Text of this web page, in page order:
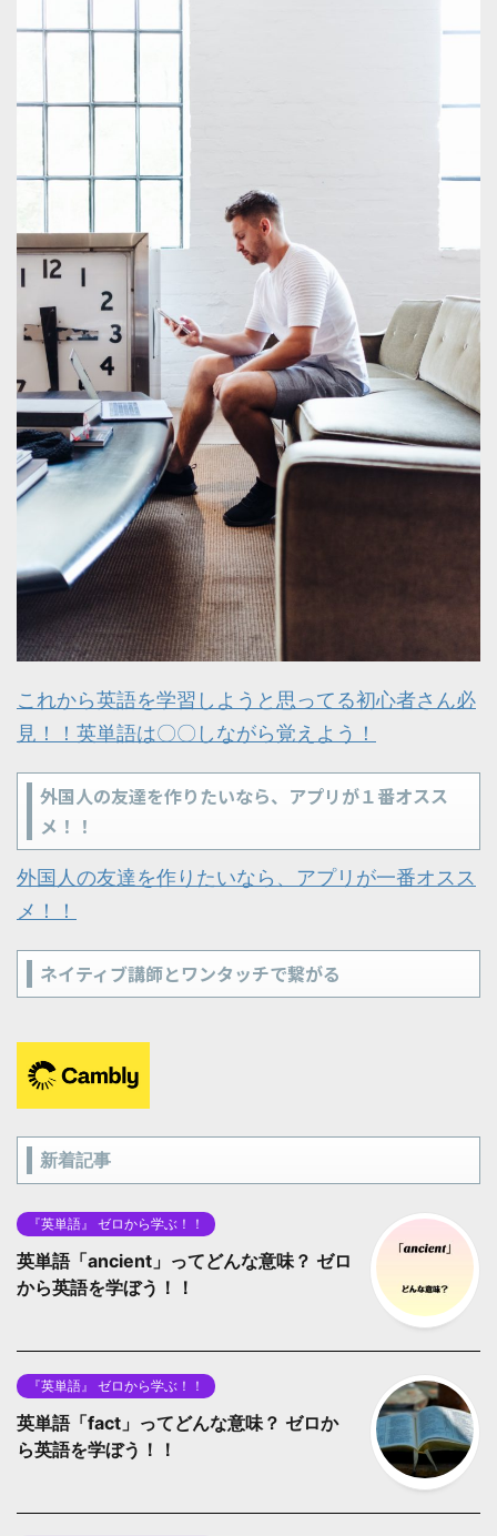
これから英語を学習しようと思ってる初心者さん必
見！！英単語は〇〇しながら覚えよう！
外国人の友達を作りたいなら、アプリが１番オスス
メ！！
外国人の友達を作りたいなら、アプリが一番オスス
メ！！
ネイティブ講師とワンタッチで繋がる
新着記事
『英単語』 ゼロから学ぶ！！
英単語「ancient」ってどんな意味？ ゼロ
から英語を学ぼう！！
『英単語』 ゼロから学ぶ！！
英単語「fact」ってどんな意味？ ゼロか
ら英語を学ぼう！！